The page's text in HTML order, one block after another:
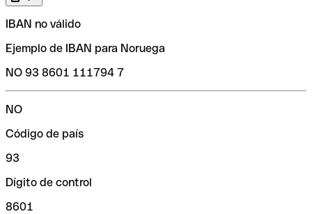
IBAN no válido
Ejemplo de IBAN para Noruega
NO 93 8601 111794 7
NO
Código de país
93
Dígito de control
8601